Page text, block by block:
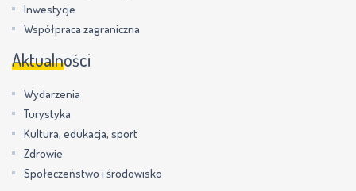
Inwestycje
Współpraca zagraniczna
Aktualności
Wydarzenia
Turystyka
Kultura, edukacja, sport
Zdrowie
Społeczeństwo i środowisko